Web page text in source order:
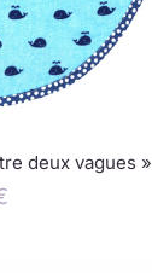
deux vagues »